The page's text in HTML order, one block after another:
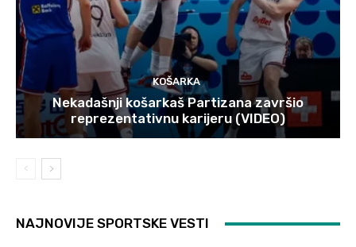
KOŠARKA
Nekadašnji košarkaš Partizana završio
reprezentativnu karijeru (VIDEO)
NAJNOVIJE SPORTSKE VESTI